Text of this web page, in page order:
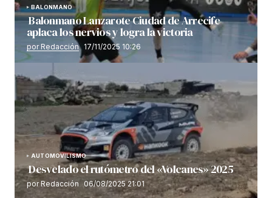
BALONMANO
Balonmano Lanzarote Ciudad de Arrecife
aplaca los nervios y logra la victoria
por Redacción 17/11/2025 10:26
AUTOMOVILISMO
Desvelado el rutómetro del «Volcanes» 2025
por Redacción 06/08/2025 21:01